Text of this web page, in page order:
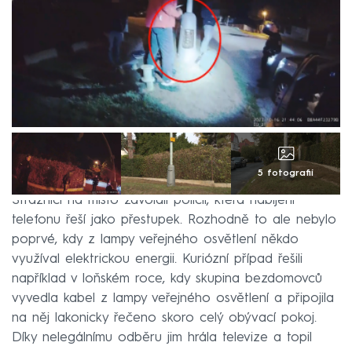
5 fotografií
Strážníci na místo zavolali policii, která nabíjení
telefonu řeší jako přestupek. Rozhodně to ale nebylo
poprvé, kdy z lampy veřejného osvětlení někdo
využíval elektrickou energii. Kuriózní případ řešili
například v loňském roce, kdy skupina bezdomovců
vyvedla kabel z lampy veřejného osvětlení a připojila
na něj lakonicky řečeno skoro celý obývací pokoj.
Díky nelegálnímu odběru jim hrála televize a topil